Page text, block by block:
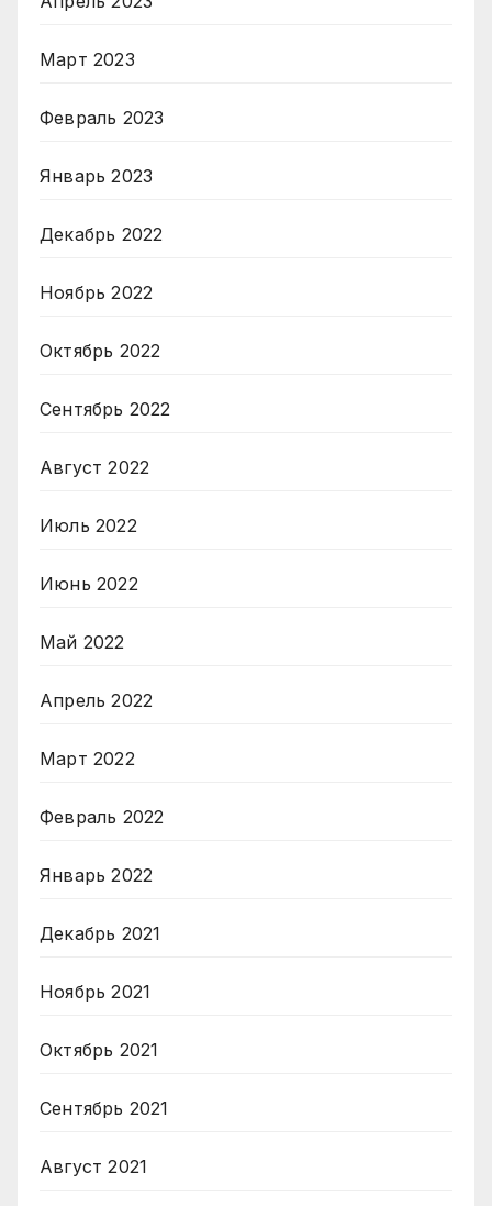
Март 2023
Февраль 2023
Январь 2023
Декабрь 2022
Ноябрь 2022
Октябрь 2022
Сентябрь 2022
Август 2022
Июль 2022
Июнь 2022
Май 2022
Апрель 2022
Март 2022
Февраль 2022
Январь 2022
Декабрь 2021
Ноябрь 2021
Октябрь 2021
Сентябрь 2021
Август 2021